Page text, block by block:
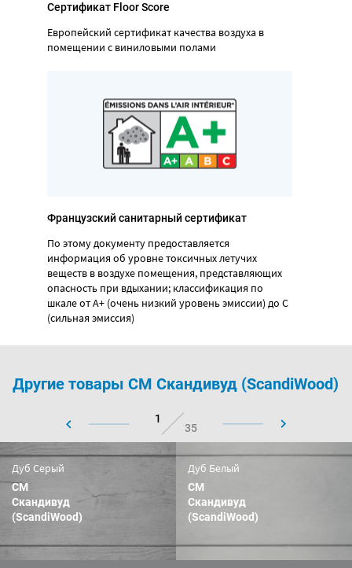
Сертификат Floor Score
Европейский сертификат качества воздуха в
помещении с виниловыми полами
Французский санитарный сертификат
По этому документу предоставляется
информация об уровне токсичных летучих
веществ в воздухе помещения, представляющих
опасность при вдыхании; классификация по
шкале от А+ (очень низкий уровень эмиссии) до С
(сильная эмиссия)
Другие товары CM Скандивуд (ScandiWood)
1
35
Дуб Серый
CM
Скандивуд
(ScandiWood)
Дуб Белый
CM
Скандивуд
(ScandiWood)